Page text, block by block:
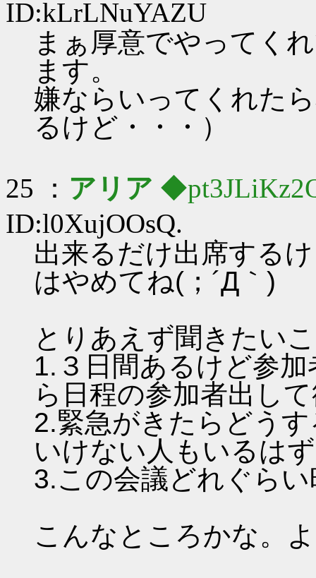
ID:kLrLNuYAZU
まぁ厚意でやってく
ます。
嫌ならいってくれた
るけど・・・）
25 ： アリア
ID:l0XujOOsQ.
出来るだけ出席する
はやめてね(；´Д｀)
とりあえず聞きたい
1.３日間あるけど参
ら日程の参加者出し
2.緊急がきたらどう
いけない人もいるはず
3.この会議どれぐら
こんなところかな。